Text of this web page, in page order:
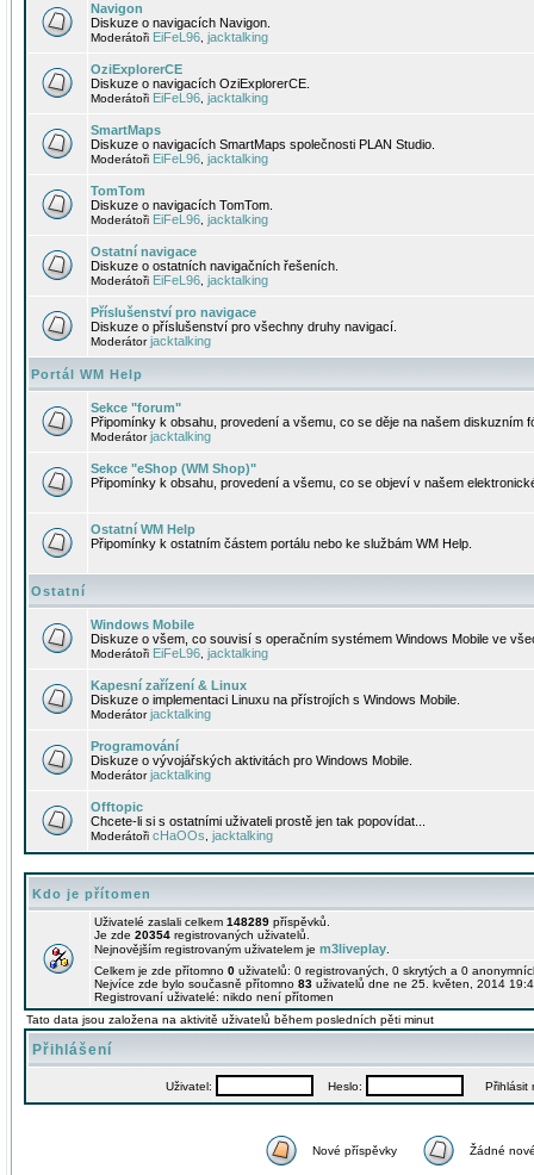
Navigon
Diskuze o navigacích Navigon.
Moderátoři EiFeL96 jacktalking
OziExplorerCE
Diskuze o navigacích OziExplorerCE.
Moderátoři EiFeL96 jacktalking
SmartMaps
Diskuze o navigacích SmartMaps společnosti PLAN Studio.
Moderátoři EiFeL96 jacktalking
TomTom
Diskuze o navigacích TomTom.
Moderátoři EiFeL96 jacktalking
Ostatní navigace
Diskuze o ostatních navigačních řešeních.
Moderátoři EiFeL96 jacktalking
Příslušenství pro navigace
Diskuze o příslušenství pro všechny druhy navigací.
Moderátorjacktalking
Portál WM Help
Sekce "forum"
Připomínky k obsahu, provedení a všemu, co se děje na našem diskuzním
Moderátorjacktalking
Sekce "eShop (WM Shop)"
Připomínky k obsahu, provedení a všemu, co se objeví v našem
Ostatní WM Help
Připomínky k ostatním částem portálu nebo ke službám WM Help.
Ostatní
Windows Mobile
Diskuze o všem, co souvisí s operačním systémem Windows Mobile ve
Moderátoři EiFeL96 jacktalking
Kapesní zařízení & Linux
Diskuze o implementaci Linuxu na přístrojích s Windows Mobile.
Moderátorjacktalking
Programování
Diskuze o vývojářských aktivitách pro Windows Mobile.
Moderátorjacktalking
Offtopic
Chcete-li si s ostatními uživateli prostě jen tak popovídat...
Moderátoři cHaOOs jacktalking
Kdo je přítomen
Uživatelé zaslali celkem 148289 příspěvků.
Je zde 20354 registrovaných uživatelů.
Nejnovějším registrovaným uživatelem je m3liveplay
Celkem je zde přítomno 0 uživatelů: 0 registrovaných, 0 skrytých a 0
Nejvíce zde bylo současně přítomno 83 uživatelů dne ne 25. květen, 2014
Registrovaní uživatelé: nikdo není přítomen
Tato data jsou založena na aktivitě uživatelů během posledních pěti minut
Přihlášení
Uživatel: Heslo: Přihlásit
Nové příspěvky Žádné